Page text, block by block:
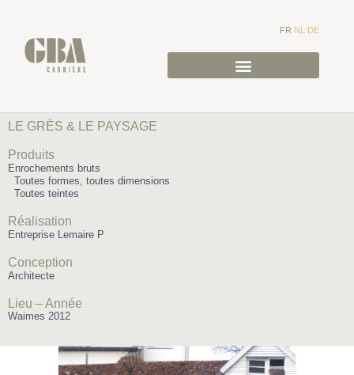
FR NL DE
LE GRÈS & LE PAYSAGE
Produits
Enrochements bruts
Toutes formes, toutes dimensions
Toutes teintes
Réalisation
Entreprise Lemaire P
Conception
Architecte
Lieu – Année
Waimes 2012